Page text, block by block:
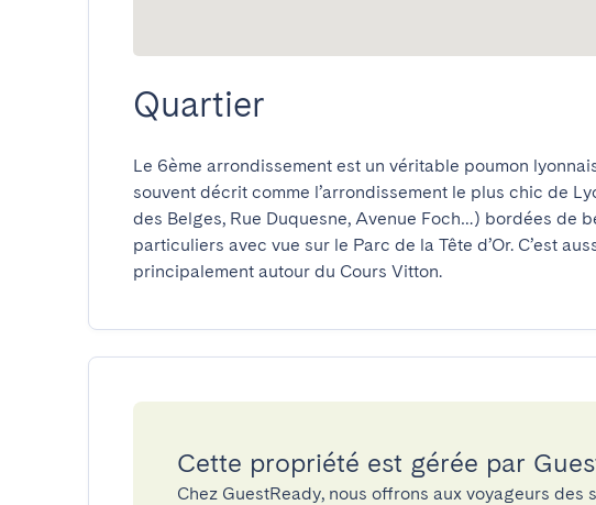
Quartier
Le 6ème arrondissement est un véritable poumon
souvent décrit comme l’arrondissement le plus chic de
des Belges, Rue Duquesne, Avenue Foch…) bordées de
particuliers avec vue sur le Parc de la Tête d’Or. C’est
principalement autour du Cours Vitton.
Cette propriété est gérée par
Chez GuestReady, nous offrons aux voyageurs des